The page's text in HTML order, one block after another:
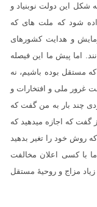
شکل این دولت نوبنیاد و
شود که ملت های که
و هدایت کشورهای
اما پیش ما این فیصله
مستقل بوده باشیم، نه
غرور ملی و افتخارات و
چند بار به من گفت که
که اجازه میدهید که
خود را تغیر بدهید
با کسی اعلان مخالفت
مزاج و روحیۀ مستقل